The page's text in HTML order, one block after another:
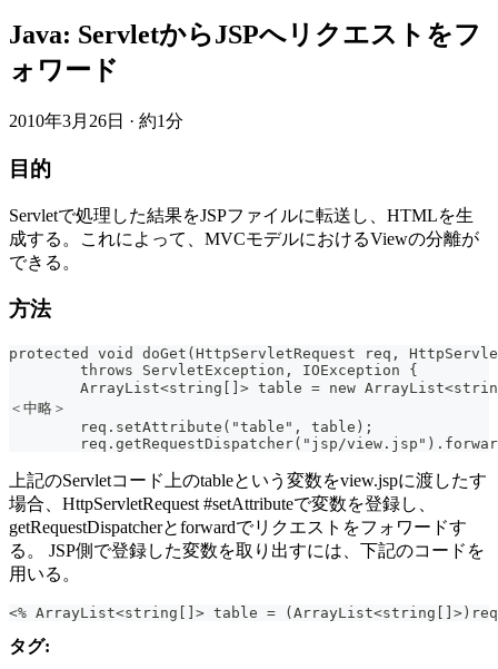
Java: ServletからJSPへリクエストをフ
ォワード
2010年3月26日 · 約1分
目的
Servletで処理した結果をJSPファイルに転送し、HTMLを生
成する。これによって、MVCモデルにおけるViewの分離が
できる。
方法
protected void doGet(HttpServletRequest req,
	throws ServletException, IOException {
ArrayList<string[]> table = new
＜中略＞
	req.setAttribute("table", table);
req.getRequestDispatcher("jsp/
上記のServletコード上のtableという変数をview.jspに渡したす
場合、HttpServletRequest #setAttributeで変数を登録し、
getRequestDispatcherとforwardでリクエストをフォワードす
る。 JSP側で登録した変数を取り出すには、下記のコードを
用いる。
<% ArrayList<string[]> table =
タグ: